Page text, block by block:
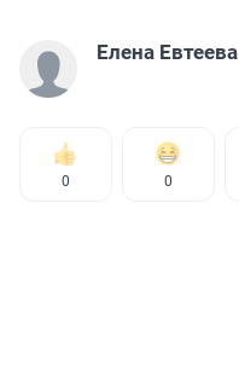
Елена Евтеева
0 0